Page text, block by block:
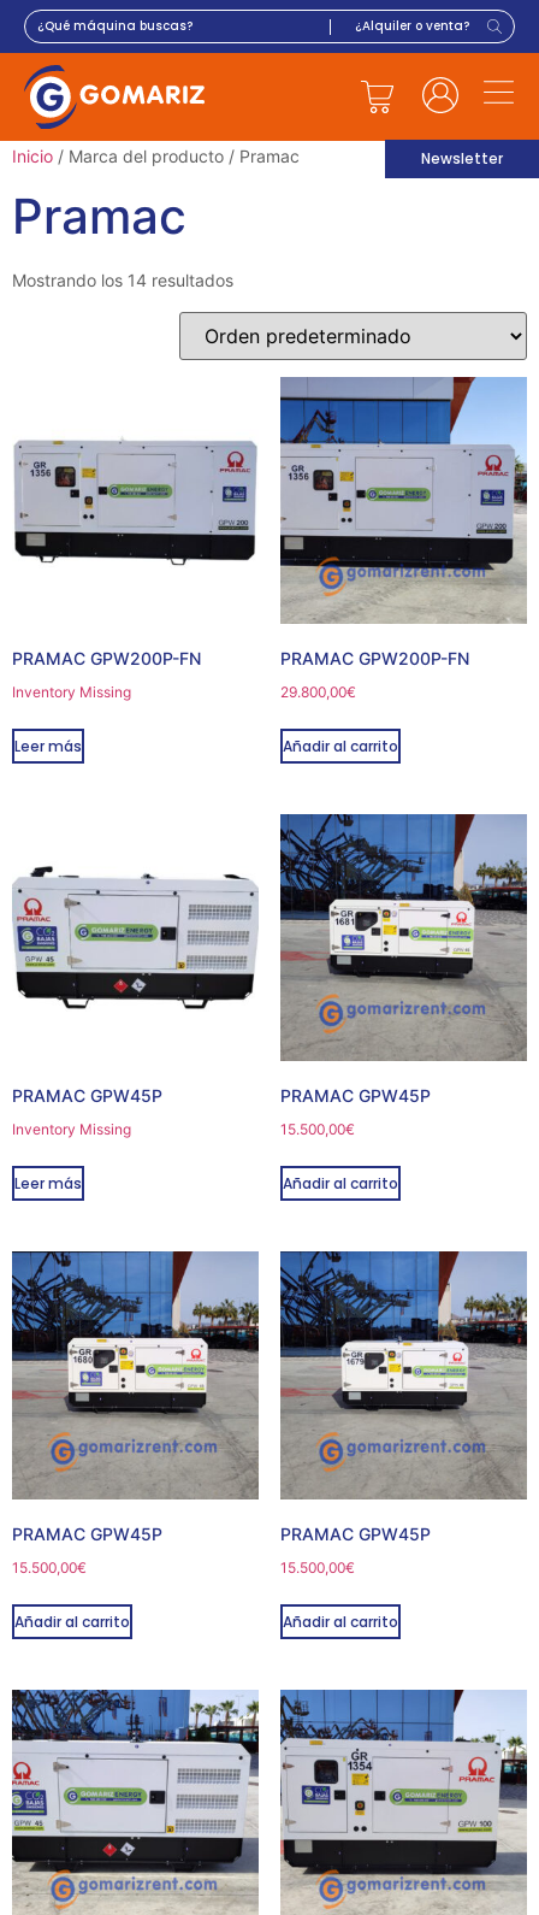
Newsletter
Inicio / Marca del producto / Pramac
Pramac
Mostrando los 14 resultados
PRAMAC GPW200P-FN
Inventory Missing
Leer más
PRAMAC GPW200P-FN
29.800,00€
Añadir al carrito
PRAMAC GPW45P
Inventory Missing
Leer más
PRAMAC GPW45P
15.500,00€
Añadir al carrito
PRAMAC GPW45P
15.500,00€
Añadir al carrito
PRAMAC GPW45P
15.500,00€
Añadir al carrito